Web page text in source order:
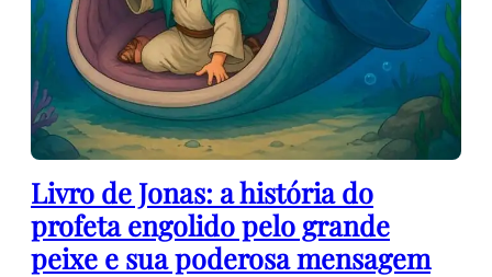
Livro de Jonas: a história do
profeta engolido pelo grande
peixe e sua poderosa mensagem